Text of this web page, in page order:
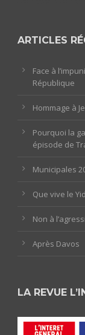
ARTICLES
Face à
République
Hommage à
Pourquoi la
épisode de
Municipales
Que vive le
Non à
Après Davos
LA REVUE